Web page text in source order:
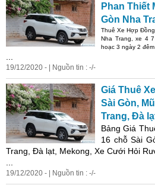
Phan Thiết
Gòn Nha
Thuê Xe Hợp
Nha Trang, xe 4
hoạc 3 ngày 2 đêm
19/12/2020 - | Nguồn tin : -/-
Giá Thuê
Sài Gòn,
Trang, Đà
BảngGiá
16 chỗ Sài
Trang, Đà lạt, Mekong, Xe Cưới Hỏi
19/12/2020 - | Nguồn tin : -/-